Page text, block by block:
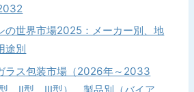
の世界市場2025：メーカー別、地
途別
ラス包装市場（2026年～2033